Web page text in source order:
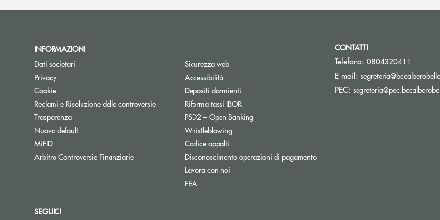
INFORMAZIONI
Dati societari
Privacy
Cookie
Reclami e Risoluzione delle controversie
Trasparenza
Nuovo default
MiFID
Arbitro Controversie FinanziarieApre una nuova finestra
Sicurezza web
Accessibilità
Depositi dormienti
Riforma tassi IBOR
PSD2 – Open BankingApre una nuova finestra
Whistleblowing
Codice appalti
Disconoscimento operazioni di pagamento
Lavora con noi
FEA
CONTATTI
Telefono: 0804320411
E-mail:
PEC:
SEGUICI